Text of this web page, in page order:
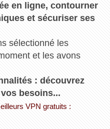
en ligne, contourner
et sécuriser ses
sélectionné les
et les avons
: découvrez
besoins...
VPN gratuits :